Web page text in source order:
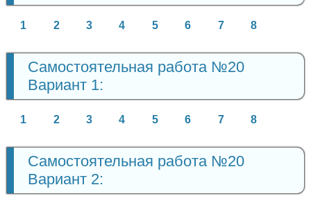
1 2 3 4 5 6 7 8
Самостоятельная работа №20
Вариант 1:
1 2 3 4 5 6 7 8
Самостоятельная работа №20
Вариант 2: